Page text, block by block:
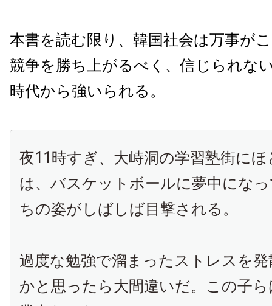
本書を読む限り、韓国社会は万事が
競争を勝ち上がるべく、信じられな
時代から強いられる。
夜11時すぎ、大峙洞の学習塾街に
は、バスケットボールに夢中にな
ちの姿がしばしば目撃される。
過度な勉強で溜まったストレスを
かと思ったら大間違いだ。この子